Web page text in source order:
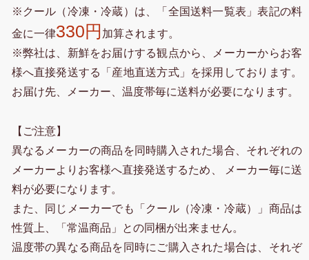
※クール（冷凍・冷蔵）は、「全国送料一覧表」表記の料
金に一律330円 加算されます。
※弊社は、新鮮をお届けする観点から、メーカーからお客
様へ直接発送する「産地直送方式」を採用しております。
お届け先、メーカー、温度帯毎に送料が必要になります。
【ご注意】
異なるメーカーの商品を同時購入された場合、それぞれの
メーカーよりお客様へ直接発送するため、 メーカー毎に送
料が必要になります。
また、同じメーカーでも「クール（冷凍・冷蔵）」商品は
性質上、「常温商品」との同梱が出来ません。
温度帯の異なる商品を同時にご購入された場合は、それぞ